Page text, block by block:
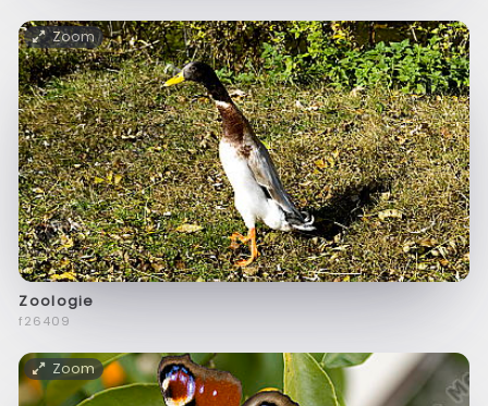
Zoom
Zoologie
f26409
Zoom